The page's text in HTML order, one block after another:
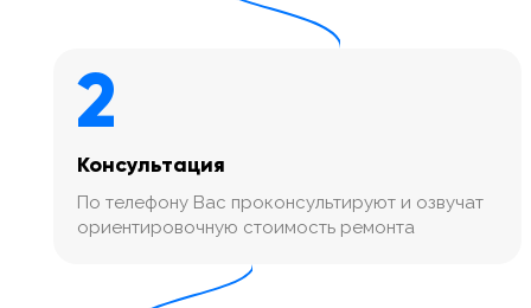
2
Консультация
По телефону Вас проконсультируют и озвучат
ориентировочную стоимость ремонта